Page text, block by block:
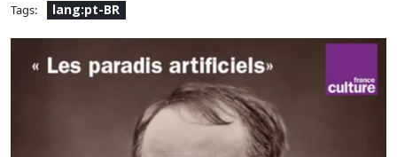
Tags: lang:pt-BR